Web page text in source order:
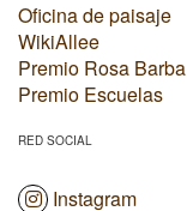
Oficina de paisaje
WikiAllee
Premio Rosa Barba
Premio Escuelas
RED SOCIAL
Instagram